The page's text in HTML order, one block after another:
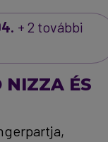
+ 2 további
NIZZA ÉS